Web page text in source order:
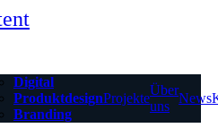
Digital
Produktdesign
Branding
Projekte
Über
uns
News